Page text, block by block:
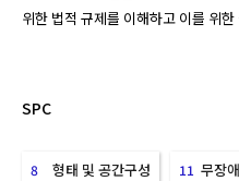
위한 법적 규제를 이해하고 이를 위
SPC
8 형태 및 공간구성 11 무장